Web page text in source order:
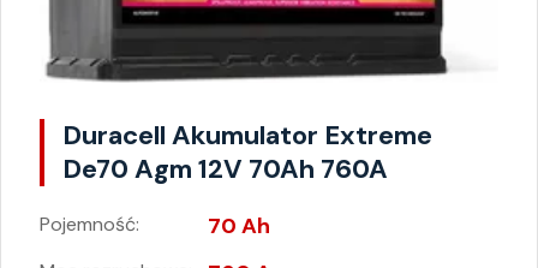
Duracell Akumulator Extreme
De70 Agm 12V 70Ah 760A
Pojemność: 70 Ah